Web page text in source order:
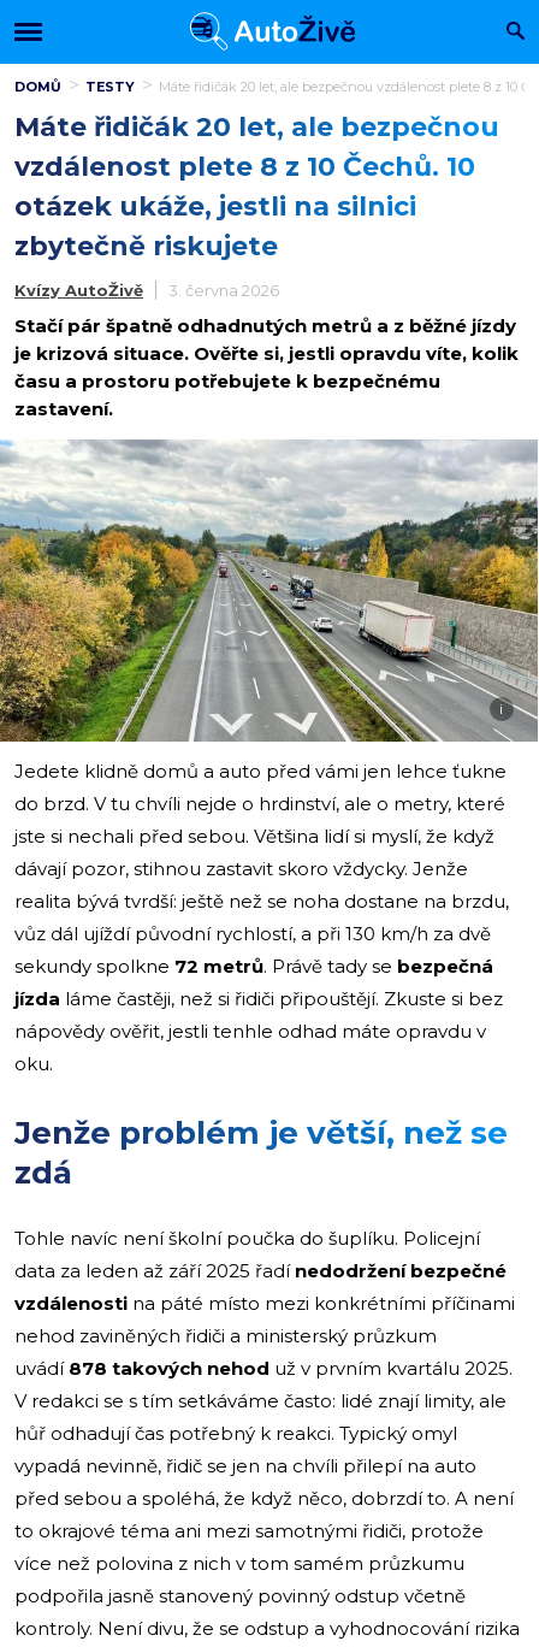
DOMŮ TESTY Máte řidičák 20 let, ale bezpečnou vzdálenost plete 8 z 10
Máte řidičák 20 let, ale bezpečnou
vzdálenost plete 8 z 10 Čechů. 10
otázek ukáže, jestli na silnici
zbytečně riskujete
Kvízy AutoŽivě 3. června 2026
Stačí pár špatně odhadnutých metrů a z běžné jízdy
je krizová situace. Ověřte si, jestli opravdu víte, kolik
času a prostoru potřebujete k bezpečnému
zastavení.
i
Jedete klidně domů a auto před vámi jen lehce ťukne
do brzd. V tu chvíli nejde o hrdinství, ale o metry, které
jste si nechali před sebou. Většina lidí si myslí, že když
dávají pozor, stihnou zastavit skoro vždycky. Jenže
realita bývá tvrdší: ještě než se noha dostane na brzdu,
vůz dál ujíždí původní rychlostí, a při 130 km/h za dvě
sekundy spolkne 72 metrů. Právě tady se bezpečná
jízda láme častěji, než si řidiči připouštějí. Zkuste si bez
nápovědy ověřit, jestli tenhle odhad máte opravdu v
oku.
Jenže problém je větší, než se
zdá
Tohle navíc není školní poučka do šuplíku. Policejní
data za leden až září 2025 řadí nedodržení bezpečné
vzdálenosti na páté místo mezi konkrétními příčinami
nehod zaviněných řidiči a ministerský průzkum
uvádí 878 takových nehod už v prvním kvartálu 2025.
V redakci se s tím setkáváme často: lidé znají limity, ale
hůř odhadují čas potřebný k reakci. Typický omyl
vypadá nevinně, řidič se jen na chvíli přilepí na auto
před sebou a spoléhá, že když něco, dobrzdí to. A není
to okrajové téma ani mezi samotnými řidiči, protože
více než polovina z nich v tom samém průzkumu
podpořila jasně stanovený povinný odstup včetně
kontroly. Není divu, že se odstup a vyhodnocování rizika